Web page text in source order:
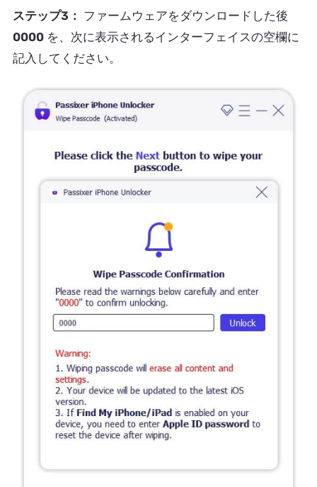
ステップ3： ファームウェアをダウンロードした後
0000を、次に表示されるインターフェイスの空欄に
記入してください。